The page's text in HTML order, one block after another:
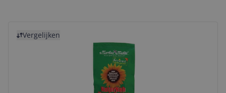
Vergelijken